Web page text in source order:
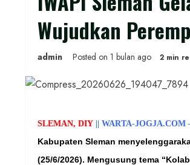
Wujudkan
admin Posted on 1 bulan ago 2 min
SLEMAN, DIY WARTA-JOGJA.COM
Kabupaten Sleman
(25/6/2026). Mengusung tema